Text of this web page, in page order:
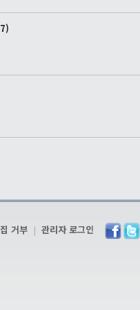
거부 | 관리자 로그인